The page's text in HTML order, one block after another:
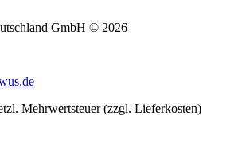
GmbH © 2026
Mehrwertsteuer (zzgl. Lieferkosten)